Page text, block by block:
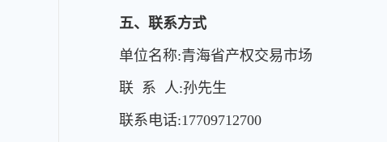
五、联系方式
单位名称:青海省产权交易市场
联 系 人:孙先生
联系电话:17709712700